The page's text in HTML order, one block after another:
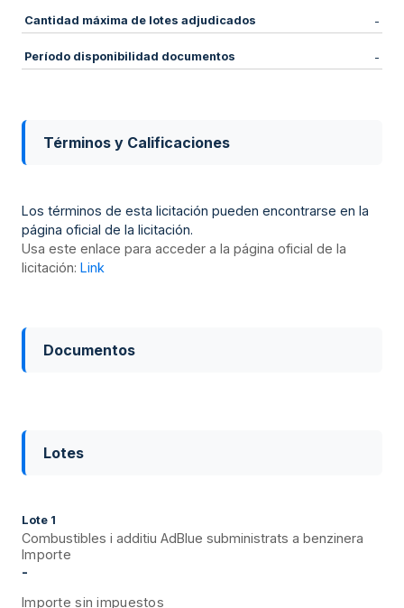
Cantidad máxima de lotes adjudicados -
Período disponibilidad documentos -
Términos y Calificaciones
Los términos de esta licitación pueden encontrarse en la
página oficial de la licitación.
Usa este enlace para acceder a la página oficial de la
licitación: Link
Documentos
Lotes
Lote 1
Combustibles i additiu AdBlue subministrats a benzinera
Importe
-
Importe sin impuestos